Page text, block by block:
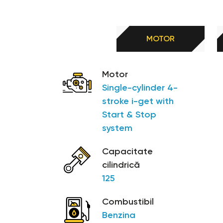
În completarea șasiului robust al lui Aprilia SR GT
MOTOR
Motor
Single-cylinder 4-
stroke i-get with
Start & Stop
system
Capacitate
cilindrică
125
Combustibil
Benzina